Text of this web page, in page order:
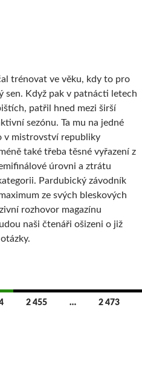
trénovat ve věku, kdy to pro
sen. Když pak v patnácti letech
patřil hned mezi širší
sezónu. Ta mu na jedné
v mistrovství republiky
také třeba těsné vyřazení z
úrovni a ztrátu
Pardubický závodník
ze svých bleskových
rozhovor magazínu
naši čtenáři ošizeni o již
2 455 … 2 473